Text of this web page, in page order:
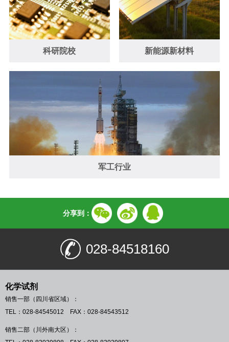
科研院校 新能源新材料
军工行业
分享到：
028-84518160
化学试剂
销售一部（四川省区域）：
TEL：028-84545012 FAX：028-84543512
销售二部（川外南大区）：